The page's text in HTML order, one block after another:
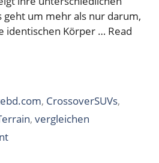
geht um mehr als nur darum,
identischen Körper … Read
, CrossoverSUVs,
, vergleichen